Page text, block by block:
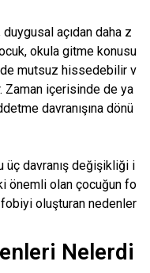
açıdan daha z
okula gitme konusu
mutsuz hissedebilir v
Zaman içerisinde de ya
davranışına dönü
üç davranış değişikliği i
önemli olan çocuğun fo
fobiyi oluşturan nedenler
Nelerdi